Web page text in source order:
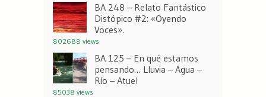
BA 248 – Relato Fantástico
Distópico #2: «Oyendo
Voces».
802688 views
BA 125 – En qué estamos
pensando… Lluvia – Agua –
Río – Atuel
85038 views